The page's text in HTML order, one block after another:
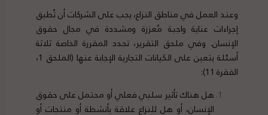
وعند العمل في مناطق النزاع، يجب على الشركات أن تُطبق
إجراءات عناية واجبة مُعززة ومشددة في مجال حقوق
الإنسان. وفي ملحق التقرير، تحدد المقررة الخاصة ثلاثة
أسئلة يتعين على الكيانات التجارية الإجابة عنها (الملحق 1،
الفقرة 11):
هل هناك تأثير سلبي فعلي أو محتمل على حقوق
الإنسان، أو هل للنزاع علاقة بأنشطة أو منتجات أو